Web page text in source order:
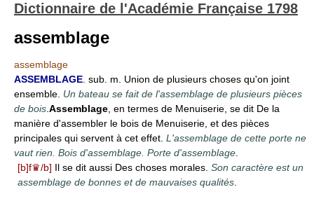
Dictionnaire de l'Académie Française 1798
assemblage
assemblage
ASSEMBLAGE . sub. m. Union de plusieurs choses qu'on joint
ensemble. Un bateau se fait de l'assemblage de plusieurs pièces
de bois Assemblage , en termes de Menuiserie, se dit De la
manière d'assembler le bois de Menuiserie, et des pièces
principales qui servent à cet effet. L'assemblage de cette porte ne
vaut rien. Bois d'assemblage. Porte d'assemblage
[b]f♛/b] Il se dit aussi Des choses morales. Son caractère est un
assemblage de bonnes et de mauvaises qualités